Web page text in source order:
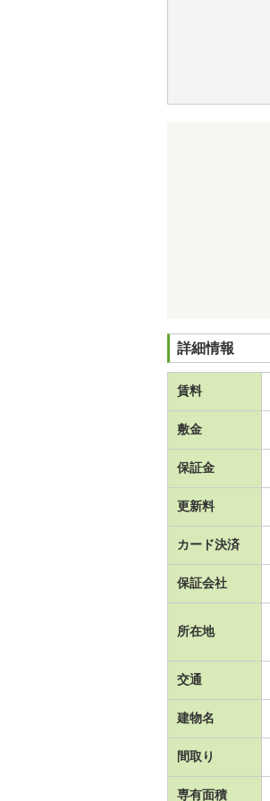
詳細情報
賃料
敷金
保証金
更新料
カード決済
保証会社
所在地
交通
建物名
間取り
専有面積